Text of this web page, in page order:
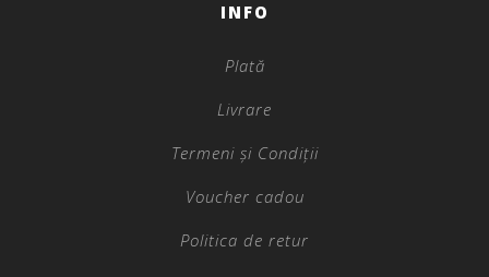
INFO
Plată
Livrare
Termeni și Condiții
Voucher cadou
Politica de retur